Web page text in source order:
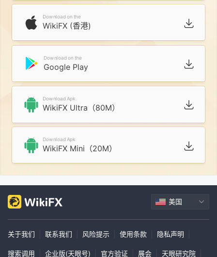
Download on the
WikiFX (香港)
Download on the
Google Play
Download Apk
WikiFX Ultra（80M）
Download Apk
WikiFX Mini（20M）
美国
关于我们 联系我们 风险提示 使用条款 隐私声明
搜索调用 企业版(天眼号) 官方验证 展会 天眼研究院